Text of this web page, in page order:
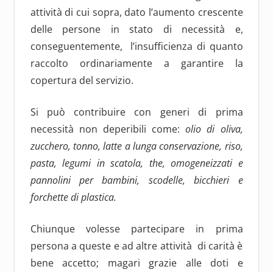
attività di cui sopra, dato l’aumento crescente
delle persone in stato di necessità e,
conseguentemente, l’insufficienza di quanto
raccolto ordinariamente a garantire la
copertura del servizio.
Si può contribuire con generi di prima
necessità non deperibili come:olio di oliva,
zucchero, tonno, latte a lunga conservazione, riso,
pasta, legumi in scatola, the, omogeneizzati e
pannolini per bambini, scodelle, bicchieri e
forchette di plastica.
Chiunque volesse partecipare in prima
persona a queste e ad altre attività di carità è
bene accetto; magari grazie alle doti e